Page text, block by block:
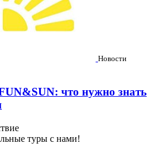
Новости
что нужно знать
туры с нами!